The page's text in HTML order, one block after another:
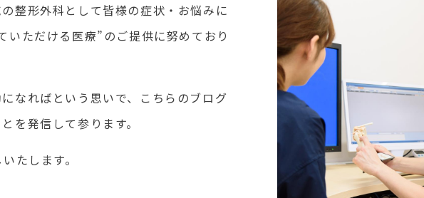
整形外科として皆様の症状・お悩みに
ただける医療”のご提供に努めており
なればという思いで、こちらのブログ
を発信して参ります。
たします。